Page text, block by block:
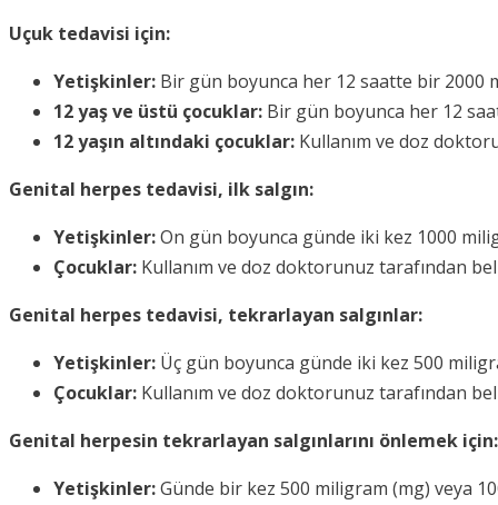
Uçuk tedavisi için:
Yetişkinler: Bir gün boyunca her 12 saatte bir 2000
12 yaş ve üstü çocuklar: Bir gün boyunca her 12
12 yaşın altındaki çocuklar: Kullanım ve doz
Genital herpes tedavisi, ilk salgın:
Yetişkinler:On gün boyunca günde iki kez 1000
Çocuklar: Kullanım ve doz doktorunuz tarafından
Genital herpes tedavisi, tekrarlayan salgınlar:
Yetişkinler: Üç gün boyunca günde iki kez 500
Çocuklar: Kullanım ve doz doktorunuz tarafından
Genital herpesin tekrarlayan salgınlarını önlemek için:
Yetişkinler:Günde bir kez 500 miligram (mg) veya